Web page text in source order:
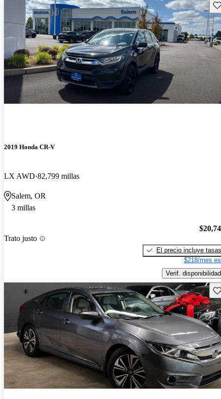
2019 Honda CR-V
LX AWD 82,799 millas
Salem, OR
3 millas
Trato justo
El precio incluye tasas
$218/mes
Verif. disponibilidad